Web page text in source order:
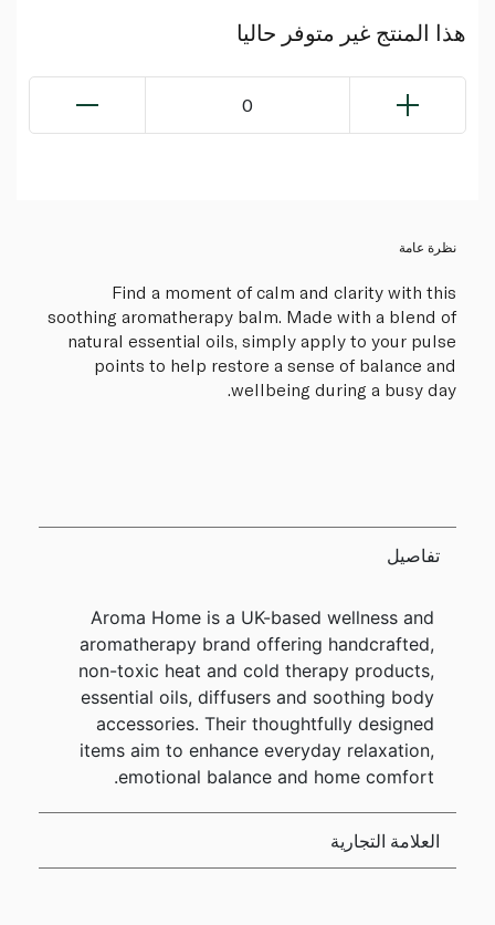
هذا المنتج غير متوفر حاليا
0
نظرة عامة
Find a moment of calm and clarity with this
soothing aromatherapy balm. Made with a blend of
natural essential oils, simply apply to your pulse
points to help restore a sense of balance and
wellbeing during a busy day.
تفاصيل
Aroma Home is a UK-based wellness and
aromatherapy brand offering handcrafted,
non-toxic heat and cold therapy products,
essential oils, diffusers and soothing body
accessories. Their thoughtfully designed
items aim to enhance everyday relaxation,
emotional balance and home comfort.
العلامة التجارية